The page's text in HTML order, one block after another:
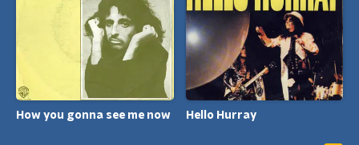
How you gonna see me now Hello Hurray